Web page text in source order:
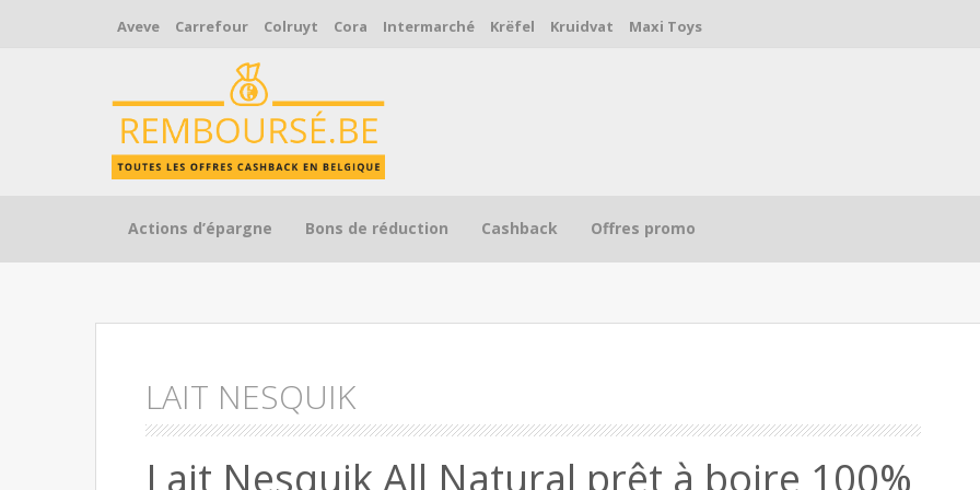
Aveve Carrefour Colruyt Cora Intermarché Krëfel Kruidvat Maxi Toys
Skip to content
Actions d’épargne Bons de réduction Cashback Offres promo
LAIT NESQUIK
Lait Nesquik All Natural prêt à boire 100%